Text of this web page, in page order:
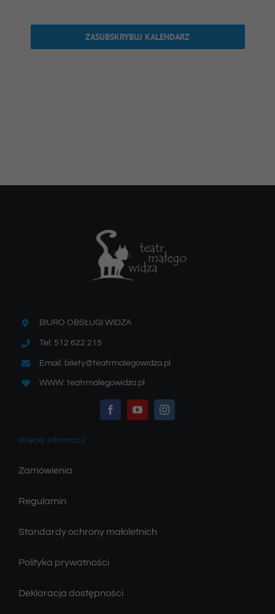
ZASUBSKRYBUJ KALENDARZ
BIURO OBSŁUGI WIDZA
Tel: 512 622 215
Email: bilety@teatrmalegowidza.pl
WWW: teatrmalegowidza.pl
Więcej informacji
Zamówienia
Regulamin
Standardy ochrony małoletnich
Polityka prywatności
Deklaracja dostępności